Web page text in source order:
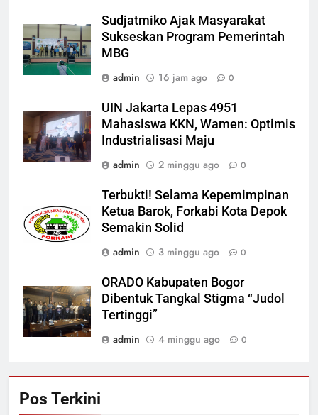
Sudjatmiko Ajak Masyarakat
Sukseskan Program Pemerintah
MBG
admin
16 jam ago 0
UIN Jakarta Lepas 4951
Mahasiswa KKN, Wamen: Optimis
Industrialisasi Maju
admin
2 minggu ago 0
Terbukti! Selama Kepemimpinan
Ketua Barok, Forkabi Kota Depok
Semakin Solid
admin
3 minggu ago 0
ORADO Kabupaten Bogor
Dibentuk Tangkal Stigma “Judol
Tertinggi”
admin
4 minggu ago 0
Pos Terkini